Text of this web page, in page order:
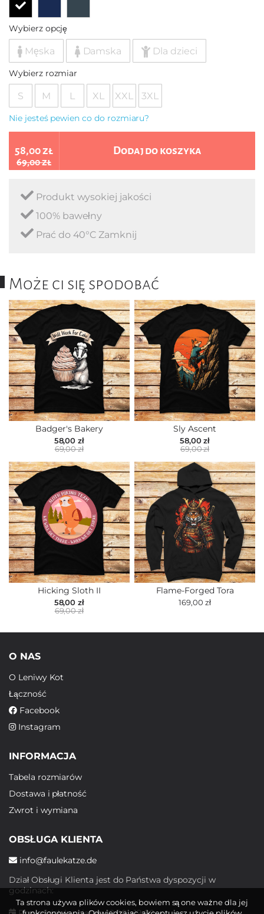
Wybierz opcję
Męska Damska Dla dzieci
Wybierz rozmiar
S M L XL XXL 3XL
Nie jesteś pewien co do rozmiaru?
58,00 zł
69,00 zł
Dodaj do koszyka
Produkt wysokiej jakości
100% bawełny
Prać do 40°C Zamknij
Może ci się spodobać
Badger's Bakery
58,00 zł
69,00 zł
Sly Ascent
58,00 zł
69,00 zł
Hicking Sloth II
58,00 zł
69,00 zł
Flame-Forged Tora
169,00 zł
O NAS
O Leniwy Kot
Łączność
Facebook
Instagram
INFORMACJA
Tabela rozmiarów
Dostawa i płatność
Zwrot i wymiana
OBSŁUGA KLIENTA
info@faulekatze.de
Dział Obsługi Klienta jest do Państwa dyspozycji w
godzinach:
Ta strona używa plików cookies, bowiem są one ważne dla jej